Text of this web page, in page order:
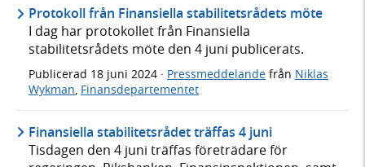
Protokoll från Finansiella stabilitetsrådets möte
I dag har protokollet från Finansiella
stabilitetsrådets möte den 4 juni publicerats.
Publicerad 18 juni 2024 · Pressmeddelande från Niklas
Wykman, Finansdepartementet
Finansiella stabilitetsrådet träffas 4 juni
Tisdagen den 4 juni träffas företrädare för